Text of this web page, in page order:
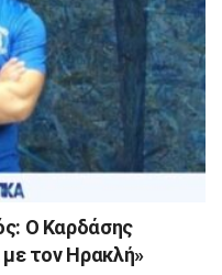
Ο Καρδάσης
με τον Ηρακλή»